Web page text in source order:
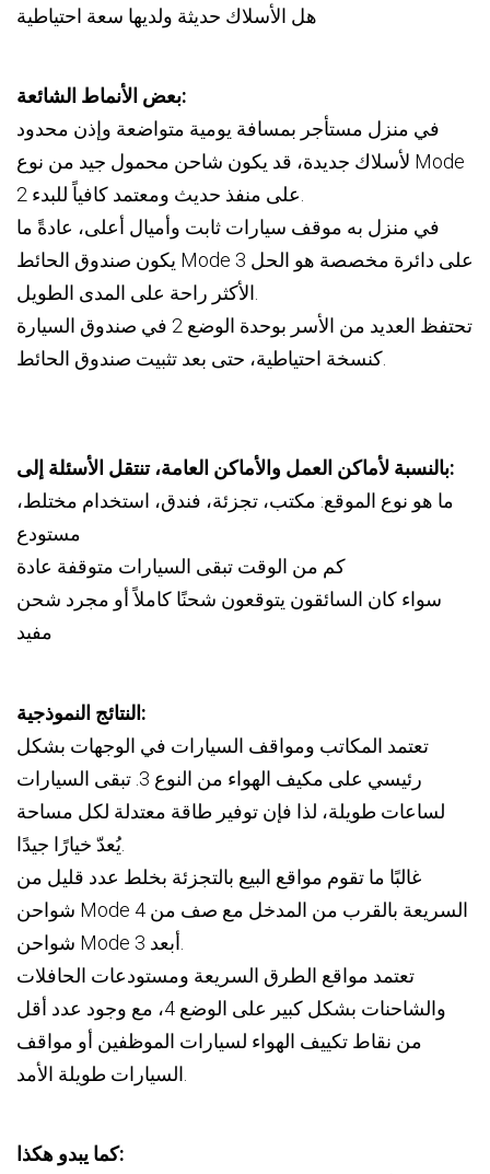
هل الأسلاك حديثة ولديها سعة احتياطية
بعض الأنماط الشائعة:
في منزل مستأجر بمسافة يومية متواضعة وإذن محدود
لأسلاك جديدة، قد يكون شاحن محمول جيد من نوع Mode
2 على منفذ حديث ومعتمد كافياً للبدء.
في منزل به موقف سيارات ثابت وأميال أعلى، عادةً ما
يكون صندوق الحائط Mode 3 على دائرة مخصصة هو الحل
الأكثر راحة على المدى الطويل.
تحتفظ العديد من الأسر بوحدة الوضع 2 في صندوق السيارة
كنسخة احتياطية، حتى بعد تثبيت صندوق الحائط.
بالنسبة لأماكن العمل والأماكن العامة، تنتقل الأسئلة إلى:
ما هو نوع الموقع: مكتب، تجزئة، فندق، استخدام مختلط،
مستودع
كم من الوقت تبقى السيارات متوقفة عادة
سواء كان السائقون يتوقعون شحنًا كاملاً أو مجرد شحن
مفيد
النتائج النموذجية:
تعتمد المكاتب ومواقف السيارات في الوجهات بشكل
رئيسي على مكيف الهواء من النوع 3. تبقى السيارات
لساعات طويلة، لذا فإن توفير طاقة معتدلة لكل مساحة
غالبًا ما تقوم مواقع البيع بالتجزئة بخلط عدد قليل من
شواحن Mode 4 السريعة بالقرب من المدخل مع صف من
تعتمد مواقع الطرق السريعة ومستودعات الحافلات
والشاحنات بشكل كبير على الوضع 4، مع وجود عدد أقل
من نقاط تكييف الهواء لسيارات الموظفين أو مواقف
كما يبدو هكذا: